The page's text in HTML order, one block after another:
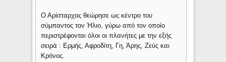
Ο Αρίσταρχος θεώρησε ως κέντρο του
σύμπαντος τον Ήλιο, γύρω από τον οποίο
περιστρέφονται όλοι οι πλανήτες με την εξής
σειρά : Ερμής, Αφροδίτη, Γη, Άρης, Ζεύς και
Κρόνος.